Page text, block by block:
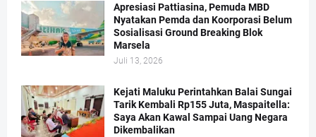
Apresiasi Pattiasina, Pemuda MBD
Nyatakan Pemda dan Koorporasi Belum
Sosialisasi Ground Breaking Blok
Marsela
Juli 13, 2026
Kejati Maluku Perintahkan Balai Sungai
Tarik Kembali Rp155 Juta, Maspaitella:
Saya Akan Kawal Sampai Uang Negara
Dikembalikan